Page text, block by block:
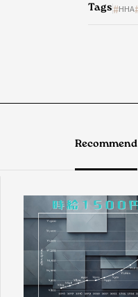
Tags HHA
Recommend